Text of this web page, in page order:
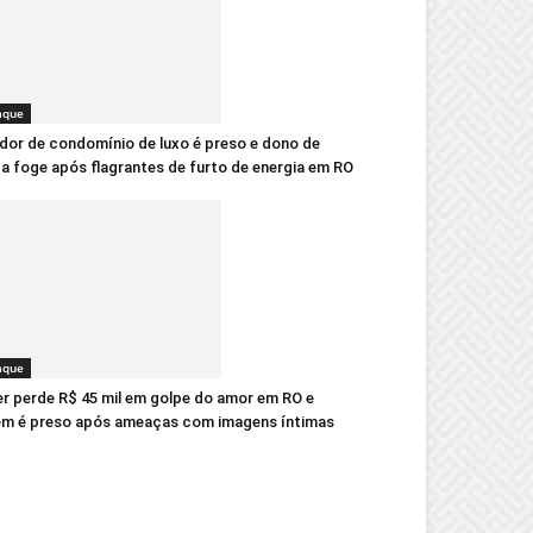
de condomínio de luxo é preso e dono de
foge após flagrantes de furto de energia em RO
perde R$ 45 mil em golpe do amor em RO e
é preso após ameaças com imagens íntimas